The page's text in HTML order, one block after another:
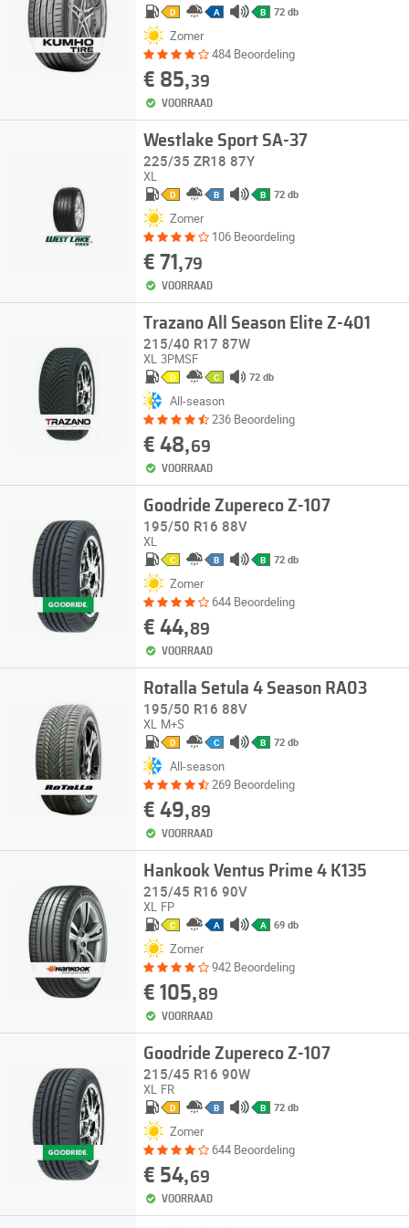
D A B 72 db
Zomer
484 Beoordeling
€ 85,39
VOORRAAD
Westlake Sport SA-37
225/35 ZR18 87Y
XL
D B B 72 db
Zomer
106 Beoordeling
€ 71,79
VOORRAAD
Trazano All Season Elite Z-401
215/40 R17 87W
XL 3PMSF
D C 72 db
All-season
236 Beoordeling
€ 48,69
VOORRAAD
Goodride Zupereco Z-107
195/50 R16 88V
XL
C B B 72 db
Zomer
644 Beoordeling
€ 44,89
VOORRAAD
Rotalla Setula 4 Season RA03
195/50 R16 88V
XL M+S
D C B 72 db
All-season
269 Beoordeling
€ 49,89
VOORRAAD
Hankook Ventus Prime 4 K135
215/45 R16 90V
XL FP
C A A 69 db
Zomer
942 Beoordeling
€ 105,89
VOORRAAD
Goodride Zupereco Z-107
215/45 R16 90W
XL FR
D B B 72 db
Zomer
644 Beoordeling
€ 54,69
VOORRAAD